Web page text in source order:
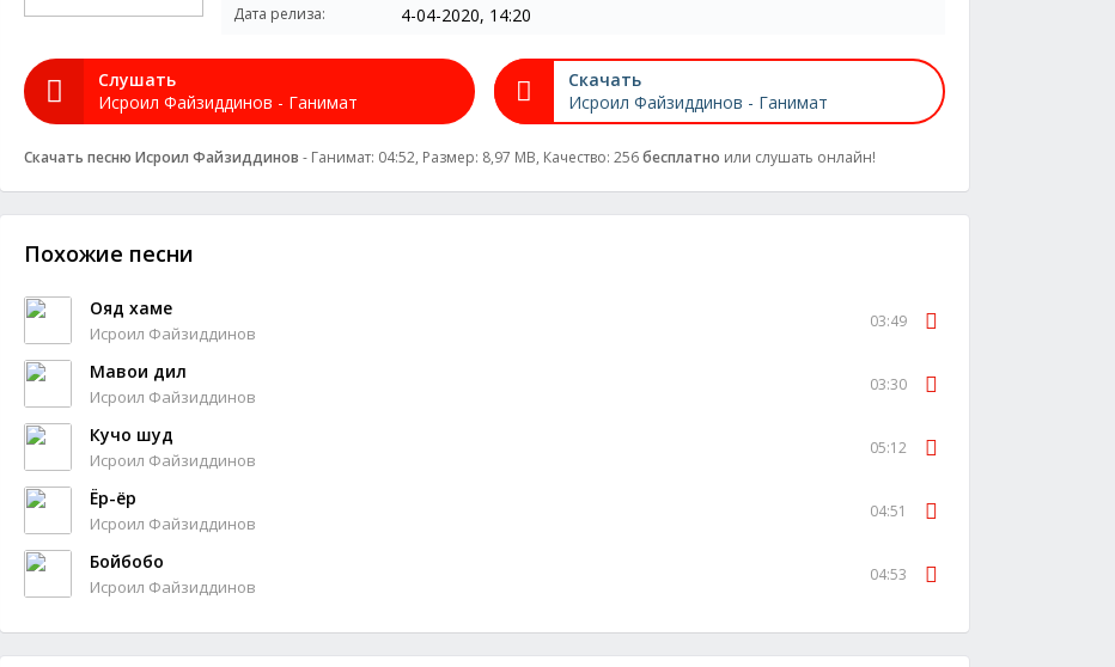
Дата релиза: 4-04-2020, 14:20
Слушать
Исроил Файзиддинов - Ганимат
Скачать
Исроил Файзиддинов - Ганимат
Скачать песню Исроил Файзиддинов - Ганимат: 04:52, Размер: 8,97 MB, Качество: 256бесплатно или слушать онлайн!
Похожие песни
Ояд хаме
Исроил Файзиддинов
03:49
Мавои дил
Исроил Файзиддинов
03:30
Кучо шуд
Исроил Файзиддинов
05:12
Ёр-ёр
Исроил Файзиддинов
04:51
Бойбобо
Исроил Файзиддинов
04:53